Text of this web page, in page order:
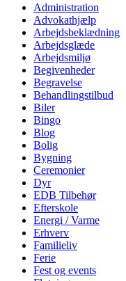
Administration
Advokathjælp
Arbejdsbeklædning
Arbejdsglæde
Arbejdsmiljø
Begivenheder
Begravelse
Behandlingstilbud
Biler
Bingo
Blog
Bolig
Bygning
Ceremonier
Dyr
EDB Tilbehør
Efterskole
Energi / Varme
Erhverv
Familieliv
Ferie
Fest og events